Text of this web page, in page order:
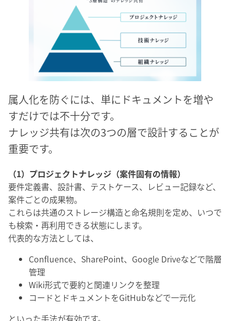
属人化を防ぐには、単にドキュメントを増や
すだけでは不十分です。
ナレッジ共有は次の3つの層で設計することが
重要です。
（1）プロジェクトナレッジ（案件固有の情報）
要件定義書、設計書、テストケース、レビュー記録など、
案件ごとの成果物。
これらは共通のストレージ構造と命名規則を定め、いつで
も検索・再利用できる状態にします。
代表的な方法としては、
Confluence、SharePoint、Google Driveなどで階層
管理
Wiki形式で要約と関連リンクを整理
コードとドキュメントをGitHubなどで一元化
といった手法が有効です。